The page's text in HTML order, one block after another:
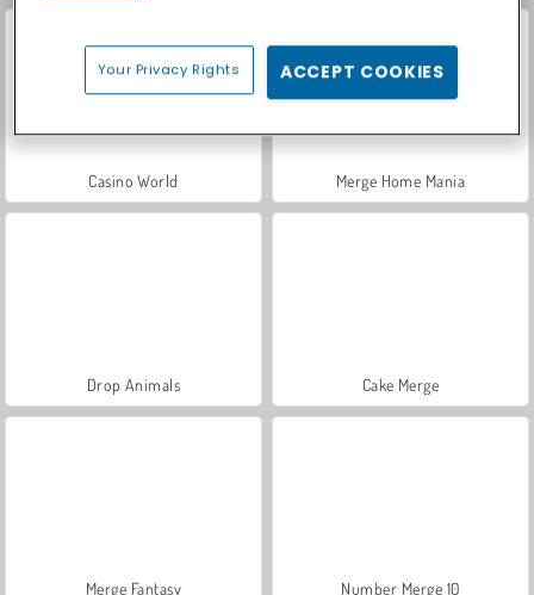
Casino World Merge Home Mania
Drop Animals Cake Merge
Merge Fantasy Number Merge 10
Your Privacy Rights ACCEPT COOKIES